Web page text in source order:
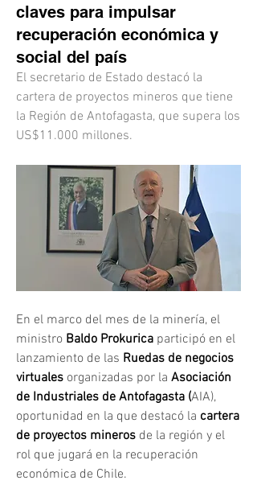
claves para impulsar
recuperación económica y
social del país
El secretario de Estado destacó la
cartera de proyectos mineros que tiene
la Región de Antofagasta, que supera los
US$11.000 millones.
En el marco del mes de la minería, el
ministro Baldo Prokurica participó en el
lanzamiento de las Ruedas de negocios
virtuales organizadas por la Asociación
de Industriales de Antofagasta (AIA),
oportunidad en la que destacó la cartera
de proyectos mineros de la región y el
rol que jugará en la recuperación
económica de Chile.